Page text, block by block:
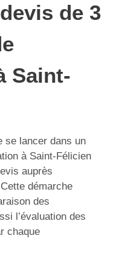
de 3
Saint-
se lancer dans un
à Saint-Félicien
auprès
démarche
des
l’évaluation des
chaque